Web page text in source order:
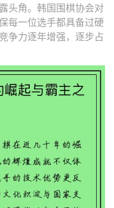
头角。韩国围棋协会对
每一位选手都具备过硬
争力逐年增强，逐步占